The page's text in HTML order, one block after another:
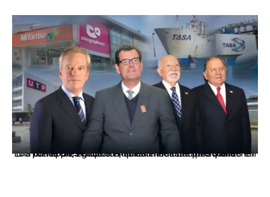
Los principales grupos empresariales del país mantienen una fuerte presencia en Áncash mediante inversiones en comercio, educación, salud e industria pesquera.